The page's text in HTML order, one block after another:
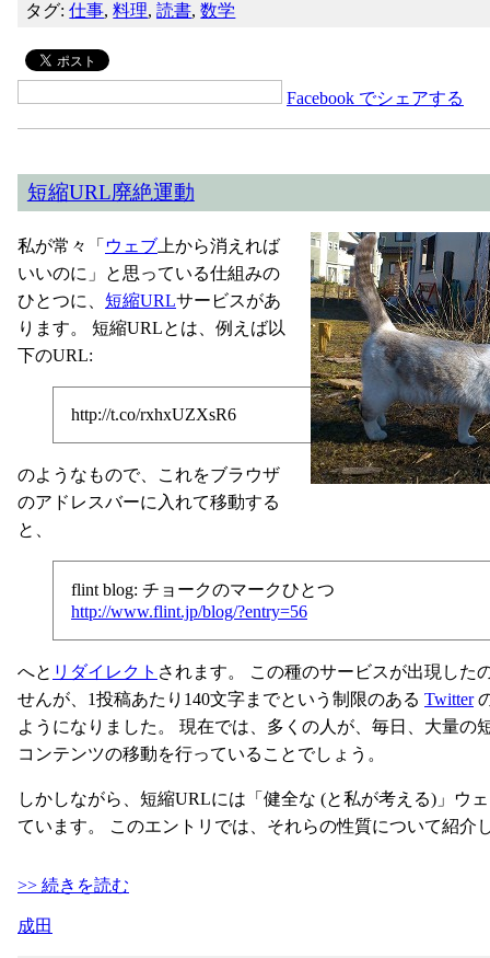
タグ:仕事,料理,読書,数学
Facebook でシェアする
短縮URL廃絶運動
私が常々「 ウェブ 上から消えれば
いいのに」と思っている仕組みの
ひとつに、 短縮URLサービスがあ
ります。 短縮URLとは、例えば以
下のURL:
http://t.co/rxhxUZXsR6
のようなもので、これをブラウザ
のアドレスバーに入れて移動する
と、
flint blog: チョークのマークひとつ
http://www.flint.jp/blog/?entry=56
へと リダイレクト されます。 この種のサービスが出現した
せんが、1投稿あたり140文字までという制限のある Twitter
ようになりました。 現在では、多くの人が、毎日、大量の
コンテンツの移動を行っていることでしょう。
しかしながら、短縮URLには「健全な (と私が考える)」ウ
ています。 このエントリでは、それらの性質について紹介
>> 続きを読む
成田